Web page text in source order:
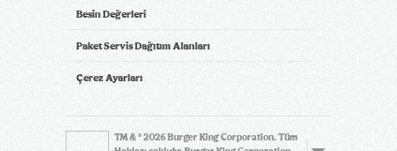
Besin Değerleri
Paket Servis Dağıtım Alanları
Çerez Ayarları
TM & © 2026 Burger King Corporation. Tüm